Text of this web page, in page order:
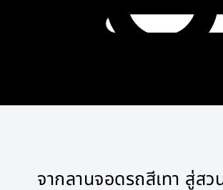
จากลานจอดรถสีเทา สู่ส